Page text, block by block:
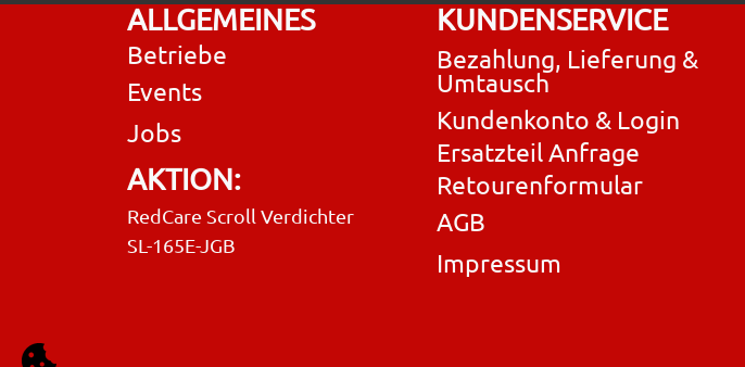
ALLGEMEINES
Betriebe
Events
Jobs
AKTION:
RedCare Scroll Verdichter
SL-165E-JGB
KUNDENSERVICE
Bezahlung, Lieferung &
Umtausch
Kundenkonto & Login
Ersatzteil Anfrage
Retourenformular
AGB
Impressum